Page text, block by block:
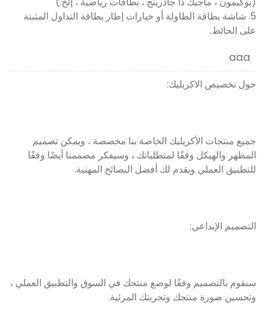
5. شاشة بطاقة الطاولة أو خيارات إطار بطاقة التداول المثبتة
على الحائط.
aaa
حول تخصيص الاكريليك:
جميع منتجات الأكريليك الخاصة بنا مخصصة ، ويمكن تصميم
المظهر والهيكل وفقًا لمتطلباتك ، وسيفكر مصممنا أيضًا وفقًا
للتطبيق العملي ويقدم لك أفضل النصائح المهنية.
التصميم الإبداعي:
سنقوم بالتصميم وفقًا لوضع منتجك في السوق والتطبيق العملي ،
وتحسين صورة منتجك وتجربتك المرئية.